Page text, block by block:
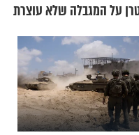
על המגבלה שלא עוצרת